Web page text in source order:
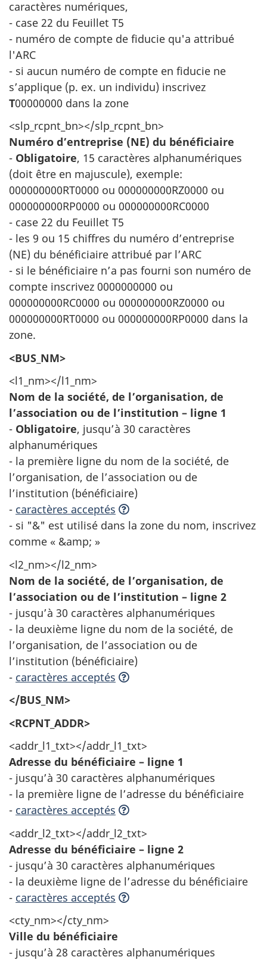
caractères numériques,
- case 22 du Feuillet T5
- numéro de compte de fiducie qu'a attribué
l'ARC
- si aucun numéro de compte en fiducie ne
s’applique (p. ex. un individu) inscrivez
T00000000 dans la zone
<slp_rcpnt_bn></slp_rcpnt_bn>
Numéro d’entreprise (NE) du bénéficiaire
- Obligatoire, 15 caractères alphanumériques
(doit être en majuscule), exemple:
000000000RT0000 ou 000000000RZ0000 ou
000000000RP0000 ou 000000000RC0000
- case 22 du Feuillet T5
- les 9 ou 15 chiffres du numéro d’entreprise
(NE) du bénéficiaire attribué par l’ARC
- si le bénéficiaire n’a pas fourni son numéro de
compte inscrivez 0000000000 ou
000000000RC0000 ou 000000000RZ0000 ou
000000000RT0000 ou 000000000RP0000 dans la
zone.
<BUS_NM>
<l1_nm></l1_nm>
Nom de la société, de l’organisation, de
l’association ou de l’institution – ligne 1
- Obligatoire, jusqu’à 30 caractères
alphanumériques
- la première ligne du nom de la société, de
l’organisation, de l’association ou de
l’institution (bénéficiaire)
- caractères acceptés
- si "&" est utilisé dans la zone du nom, inscrivez
comme « &amp; »
<l2_nm></l2_nm>
Nom de la société, de l’organisation, de
l’association ou de l’institution – ligne 2
- jusqu’à 30 caractères alphanumériques
- la deuxième ligne du nom de la société, de
l’organisation, de l’association ou de
l’institution (bénéficiaire)
- caractères acceptés
</BUS_NM>
<RCPNT_ADDR>
<addr_l1_txt></addr_l1_txt>
Adresse du bénéficiaire – ligne 1
- jusqu’à 30 caractères alphanumériques
- la première ligne de l’adresse du bénéficiaire
- caractères acceptés
<addr_l2_txt></addr_l2_txt>
Adresse du bénéficiaire – ligne 2
- jusqu’à 30 caractères alphanumériques
- la deuxième ligne de l’adresse du bénéficiaire
- caractères acceptés
<cty_nm></cty_nm>
Ville du bénéficiaire
- jusqu’à 28 caractères alphanumériques